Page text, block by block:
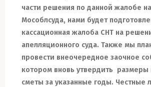
части решения по данной жалобе
Мособлсуда, нами будет
кассационная жалоба СНТ на
апелляционного суда. Также мы
провести внеочередное заочное
котором вновь утвердить размеры
сметы за указанные годы. Честные